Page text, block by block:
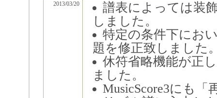
2013/03/20
譜表によっては装
しました。
特定の条件下にお
題を修正致しました
休符省略機能が正
ました。
MusicScore3にも